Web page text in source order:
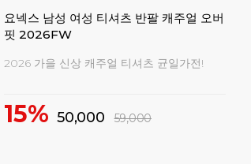
요넥스 남성 여성 티셔츠 반팔 캐주얼 오버
핏 2026FW
2026 가을 신상 캐주얼 티셔츠 균일가전!
15% 50,000 59,000